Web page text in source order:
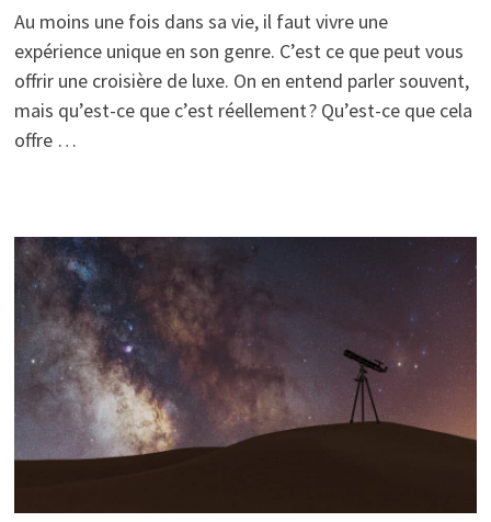
Au moins une fois dans sa vie, il faut vivre une
expérience unique en son genre. C’est ce que peut vous
offrir une croisière de luxe. On en entend parler souvent,
mais qu’est-ce que c’est réellement ? Qu’est-ce que cela
offre …